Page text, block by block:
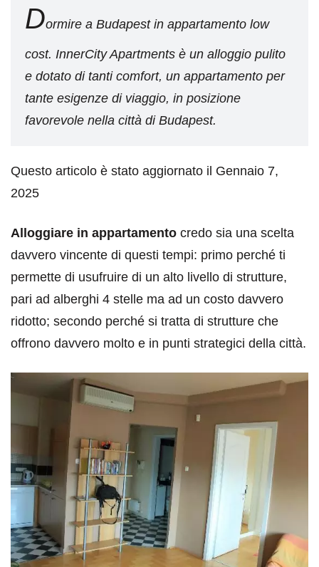
Dormire a Budapest in appartamento low
cost. InnerCity Apartments è un alloggio pulito
e dotato di tanti comfort, un appartamento per
tante esigenze di viaggio, in posizione
favorevole nella città di Budapest.
Questo articolo è stato aggiornato il Gennaio 7,
2025
Alloggiare in appartamento credo sia una scelta
davvero vincente di questi tempi: primo perché ti
permette di usufruire di un alto livello di strutture,
pari ad alberghi 4 stelle ma ad un costo davvero
ridotto; secondo perché si tratta di strutture che
offrono davvero molto e in punti strategici della città.